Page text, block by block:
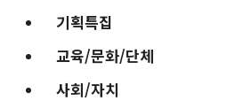
기획특집
교육/문화/단체
사회/자치